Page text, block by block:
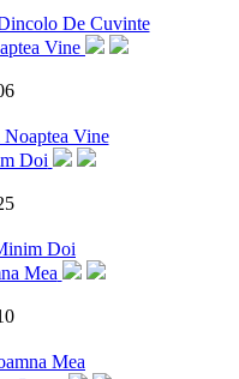
De Cuvinte
Vine
Doi
Mea